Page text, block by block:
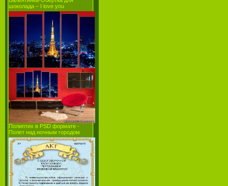
шоколада – I love you
Полиптих в PSD формате -
Полет над ночным городом